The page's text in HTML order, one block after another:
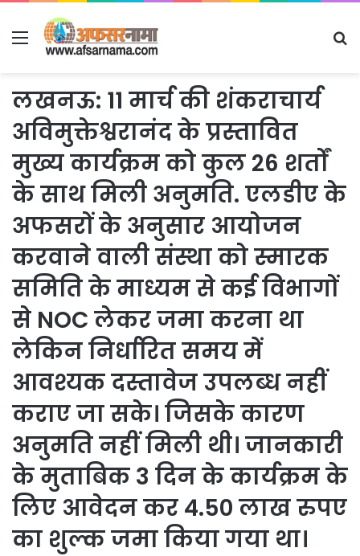
Menu
लखनऊ: 11 मार्च की शंकराचार्य
अविमुक्तेश्वरानंद के प्रस्तावित
मुख्य कार्यक्रम को कुल 26 शर्तों
के साथ मिली अनुमति. एलडीए के
अफसरों के अनुसार आयोजन
करवाने वाली संस्था को स्मारक
समिति के माध्यम से कई विभागों
से NOC लेकर जमा करना था
लेकिन निर्धारित समय में
आवश्यक दस्तावेज उपलब्ध नहीं
कराए जा सके। जिसके कारण
अनुमति नहीं मिली थी। जानकारी
के मुताबिक 3 दिन के कार्यक्रम के
लिए आवेदन कर 4.50 लाख रुपए
का शुल्क जमा किया गया था।